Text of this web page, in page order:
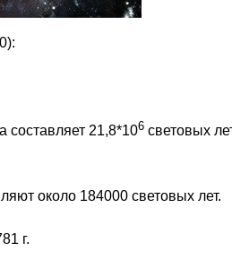
составляет 21,8*106световых
около 184000 световых лет.
г.